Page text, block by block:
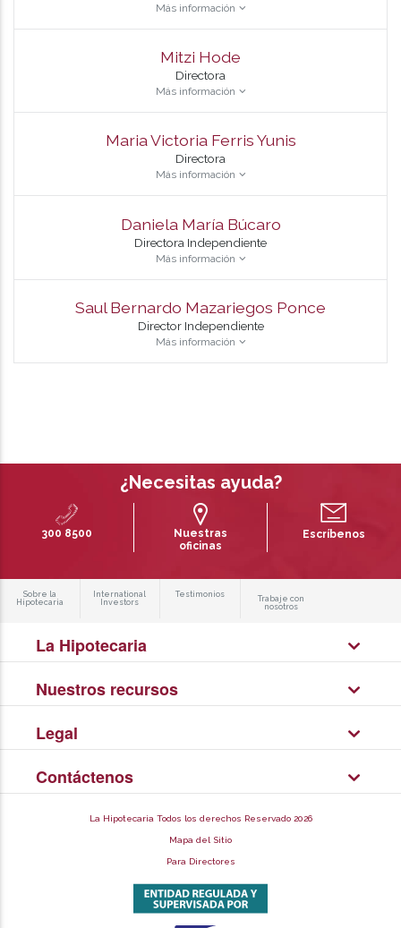
Más información
Mitzi Hode
Directora
Más información
Maria Victoria Ferris Yunis
Directora
Más información
Daniela María Búcaro
Directora Independiente
Más información
Saul Bernardo Mazariegos Ponce
Director Independiente
Más información
¿Necesitas ayuda?
300 8500
Nuestras
oficinas
Escríbenos
Sobre la
Hipotecaria
International
Investors
Testimonios
Trabaje con
nosotros
La Hipotecaria
Nuestros recursos
Legal
Contáctenos
La Hipotecaria Todos los derechos Reservado 2026
Mapa del Sitio
Para Directores